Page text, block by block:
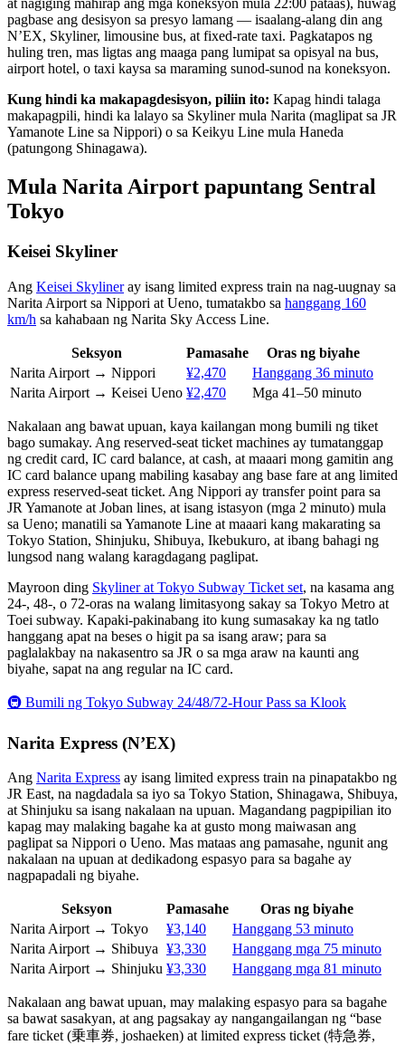
at nagiging mahirap ang mga koneksyon mula 22:00 pataas), huwag
pagbase ang desisyon sa presyo lamang — isaalang-alang din ang
N’EX, Skyliner, limousine bus, at fixed-rate taxi. Pagkatapos ng
huling tren, mas ligtas ang maaga pang lumipat sa opisyal na bus,
airport hotel, o taxi kaysa sa maraming sunod-sunod na koneksyon.
Kung hindi ka makapagdesisyon, piliin ito: Kapag hindi talaga
makapagpili, hindi ka lalayo sa Skyliner mula Narita (maglipat sa JR
Yamanote Line sa Nippori) o sa Keikyu Line mula Haneda
(patungong Shinagawa).
Mula Narita Airport papuntang Sentral
Tokyo
Keisei Skyliner
Ang Keisei Skylineray isang limited express train na nag-uugnay sa
Narita Airport sa Nippori at Ueno, tumatakbo sa hanggang 160
km/h sa kahabaan ng Narita Sky Access Line.
Seksyon Pamasahe
Oras ng biyahe
Narita Airport → Nippori
¥2,470
Hanggang 36 minuto
Narita Airport → Keisei Ueno ¥2,470 Mga 41–50 minuto
Nakalaan ang bawat upuan, kaya kailangan mong bumili ng tiket
bago sumakay. Ang reserved-seat ticket machines ay tumatanggap
ng credit card, IC card balance, at cash, at maaari mong gamitin ang
IC card balance upang mabiling kasabay ang base fare at ang limited
express reserved-seat ticket. Ang Nippori ay transfer point para sa
JR Yamanote at Joban lines, at isang istasyon (mga 2 minuto) mula
sa Ueno; manatili sa Yamanote Line at maaari kang makarating sa
Tokyo Station, Shinjuku, Shibuya, Ikebukuro, at ibang bahagi ng
lungsod nang walang karagdagang paglipat.
Mayroon ding Skyliner at Tokyo Subway Ticket set, na kasama ang
24-, 48-, o 72-oras na walang limitasyong sakay sa Tokyo Metro at
Toei subway. Kapaki-pakinabang ito kung sumasakay ka ng tatlo
hanggang apat na beses o higit pa sa isang araw; para sa
paglalakbay na nakasentro sa JR o sa mga araw na kaunti ang
biyahe, sapat na ang regular na IC card.
🚇 Bumili ng Tokyo Subway 24/48/72-Hour Pass sa Klook
Narita Express (N’EX)
Ang Narita Express ay isang limited express train na pinapatakbo ng
JR East, na nagdadala sa iyo sa Tokyo Station, Shinagawa, Shibuya,
at Shinjuku sa isang nakalaan na upuan. Magandang pagpipilian ito
kapag may malaking bagahe ka at gusto mong maiwasan ang
paglipat sa Nippori o Ueno. Mas mataas ang pamasahe, ngunit ang
nakalaan na upuan at dedikadong espasyo para sa bagahe ay
nagpapadali ng biyahe.
Seksyon Pamasahe
Oras ng biyahe
Narita Airport → Tokyo
¥3,140
Hanggang 53 minuto
Narita Airport → Shibuya ¥3,330
Hanggang mga 75 minuto
Narita Airport → Shinjuku ¥3,330 Hanggang mga 81 minuto
Nakalaan ang bawat upuan, may malaking espasyo para sa bagahe
sa bawat sasakyan, at ang pagsakay ay nangangailangan ng “base
fare ticket (乗車券, joshaeken) at limited express ticket (特急券,